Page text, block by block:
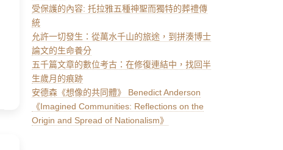
受保護的內容: 托拉雅五種神聖而獨特的葬禮傳
統
允許一切發生：從萬水千山的旅途，到拼湊博士
論文的生命養分
五千篇文章的數位考古：在修復連結中，找回半
生歲月的痕跡
安德森《想像的共同體》 Benedict Anderson
《Imagined Communities: Reflections on the
Origin and Spread of Nationalism》